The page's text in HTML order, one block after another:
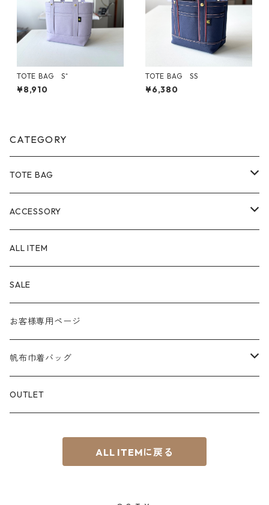
TOTE BAG S⁺
¥8,910
TOTE BAG SS
¥6,380
CATEGORY
TOTE BAG
Size
SS
S
Material
８号帆布
パラフィン帆布
Color
白系
赤系
ACCESSORY
POUCH
PEN CASE
KEY CHAIN
スマホショルダー
サコッシュ
ALL ITEM
SALE
お客様専用ページ
帆布巾着バッグ
Material
OUTLET
ALL ITEMに戻る